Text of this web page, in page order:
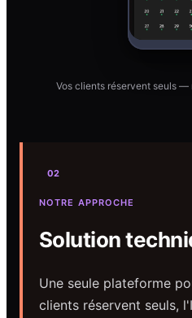
Vos clients réservent seuls
02
NOTRE APPROCHE
Solution
Une seule plateforme
clients réservent seuls,